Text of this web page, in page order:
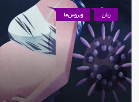
زنان ویروس‌ها